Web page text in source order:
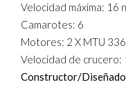
Velocidad máxima: 16
Camarotes: 6
Motores: 2 X MTU
Velocidad de crucero:
Constructor/